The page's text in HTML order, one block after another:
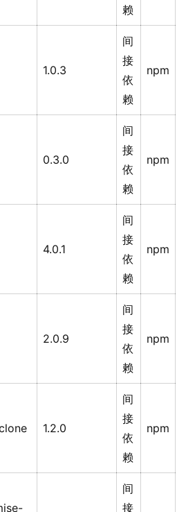
赖
1.0.3
间
接
依
赖
npm
0.3.0
间
接
依
赖
npm
4.0.1
间
接
依
赖
npm
2.0.9
间
接
依
赖
npm
1.2.0
间
接
依
赖
npm
间
接